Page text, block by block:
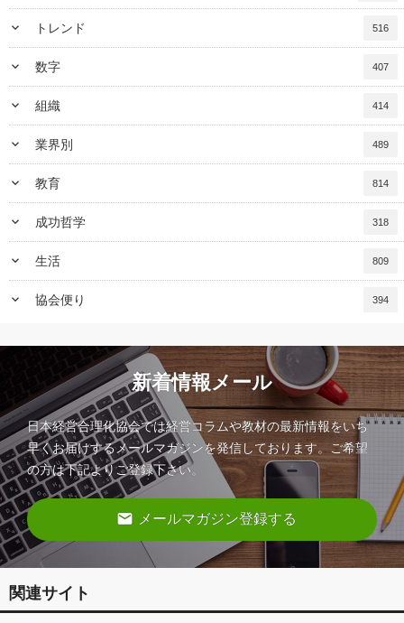
keyboard_arrow_down トレンド 516
keyboard_arrow_down 数字 407
keyboard_arrow_down 組織 414
keyboard_arrow_down 業界別 489
keyboard_arrow_down 教育 814
keyboard_arrow_down 成功哲学 318
keyboard_arrow_down 生活 809
keyboard_arrow_down 協会便り 394
新着情報メール
日本経営合理化協会では経営コラムや教材の最新情報をいち
早くお届けするメールマガジンを発信しております。ご希望
の方は下記よりご登録下さい。
email メールマガジン登録する
関連サイト